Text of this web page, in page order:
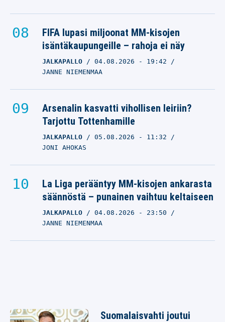
FIFA lupasi miljoonat MM-kisojen
isäntäkaupungeille – rahoja ei näy
JALKAPALLO 04.08.2026 - 19:42
JANNE NIEMENMAA
Arsenalin kasvatti vihollisen leiriin?
Tarjottu Tottenhamille
JALKAPALLO 05.08.2026 - 11:32
JONI AHOKAS
La Liga perääntyy MM-kisojen ankarasta
säännöstä – punainen vaihtuu keltaiseen
JALKAPALLO 04.08.2026 - 23:50
JANNE NIEMENMAA
Suomalaisvahti joutui